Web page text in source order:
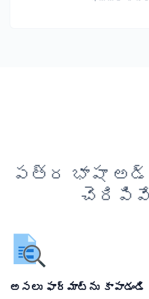
పత్ర భాషా
అసలు ఫార్మాట్‌ను కాపాడండి